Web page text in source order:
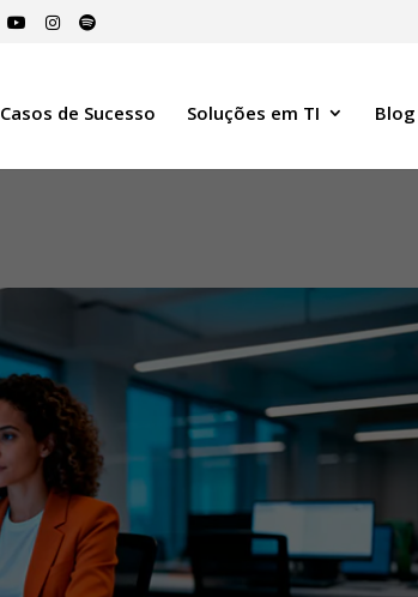
Casos de Sucesso Soluções em TI